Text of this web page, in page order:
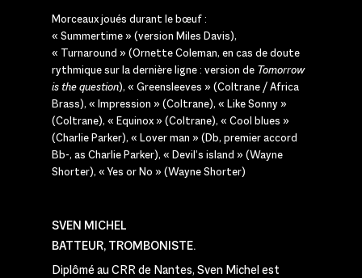
Morceaux joués durant le bœuf :
« Summertime » (version Miles Davis),
« Turnaround » (Ornette Coleman, en cas de doute
rythmique sur la dernière ligne : version de Tomorrow
is the question), « Greensleeves » (Coltrane / Africa
Brass), « Impression » (Coltrane), « Like Sonny »
(Coltrane), « Equinox » (Coltrane), « Cool blues »
(Charlie Parker), « Lover man » (Db, premier accord
Bb-, as Charlie Parker), « Devil’s island » (Wayne
Shorter), « Yes or No » (Wayne Shorter)
SVEN MICHEL
BATTEUR, TROMBONISTE.
Diplômé au CRR de Nantes, Sven Michel est